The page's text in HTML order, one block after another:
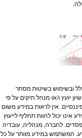
ובשימוש בשיטותמסחר
יועץ ו/או מנהל תיקים על פי
אין לראות במידע משום
יכול להוות תחליף לייעוץ
לחברה, מנהליה, עובדיה
המשתמש במידע מוותר על כל